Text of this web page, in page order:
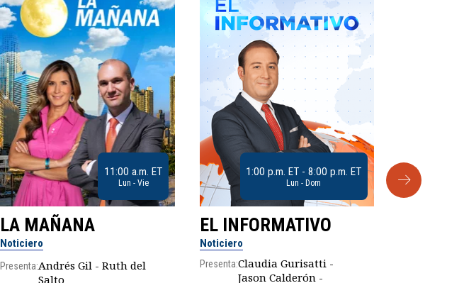
11:00 a.m. ET
Lun - Vie
LA MAÑANA
Noticiero
Presenta:Andrés Gil - Ruth del
Salto
1:00 p.m. ET - 8:00 p.m. ET
Lun - Dom
EL INFORMATIVO
Noticiero
Presenta:Claudia Gurisatti -
Jason Calderón -